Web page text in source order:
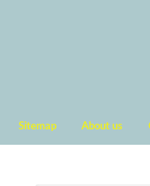
Sitemap About us